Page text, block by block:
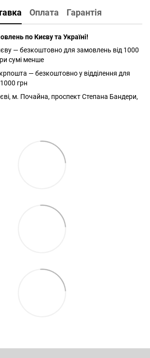
Оплата Гарантія
по Києву та Україні!
— безкоштовно для замовлень від 1000
сумі менше
— безкоштовно у відділення для
грн
м. Почайна, проспект Степана Бандери,